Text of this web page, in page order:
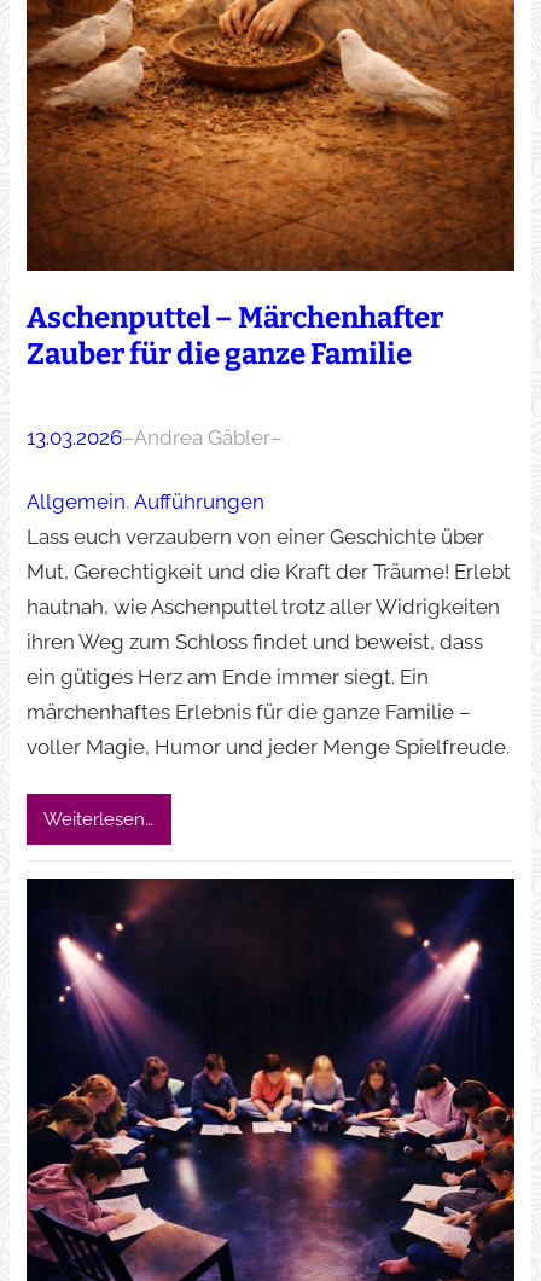
Aschenputtel – Märchenhafter
Zauber für die ganze Familie
13.03.2026–Andrea Gäbler–
Allgemein, Aufführungen
Lass euch verzaubern von einer Geschichte über
Mut, Gerechtigkeit und die Kraft der Träume! Erlebt
hautnah, wie Aschenputtel trotz aller Widrigkeiten
ihren Weg zum Schloss findet und beweist, dass
ein gütiges Herz am Ende immer siegt. Ein
märchenhaftes Erlebnis für die ganze Familie –
voller Magie, Humor und jeder Menge Spielfreude.
Weiterlesen…